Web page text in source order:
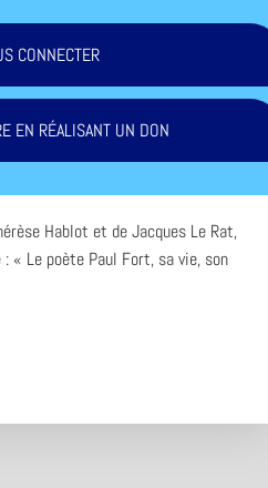
CONNECTER
EN RÉALISANT UN DON
Hablot et de Jacques Le Rat,
« Le poète Paul Fort, sa vie, son